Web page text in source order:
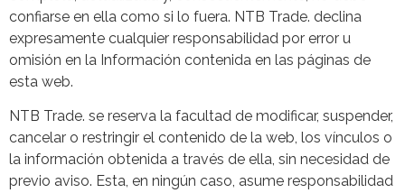
confiarse en ella como si lo fuera. NTB Trade. declina
expresamente cualquier responsabilidad por error u
omisión en la Información contenida en las páginas de
esta web.
NTB Trade. se reserva la facultad de modificar, suspender,
cancelar o restringir el contenido de la web, los vínculos o
la información obtenida a través de ella, sin necesidad de
previo aviso. Esta, en ningún caso, asume responsabilidad